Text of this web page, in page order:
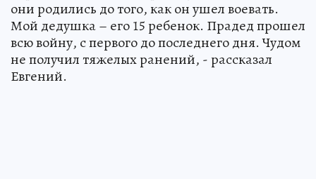
они родились до того, как он ушел воевать.
Мой дедушка – его 15 ребенок. Прадед прошел
всю войну, с первого до последнего дня. Чудом
не получил тяжелых ранений, - рассказал
Евгений.